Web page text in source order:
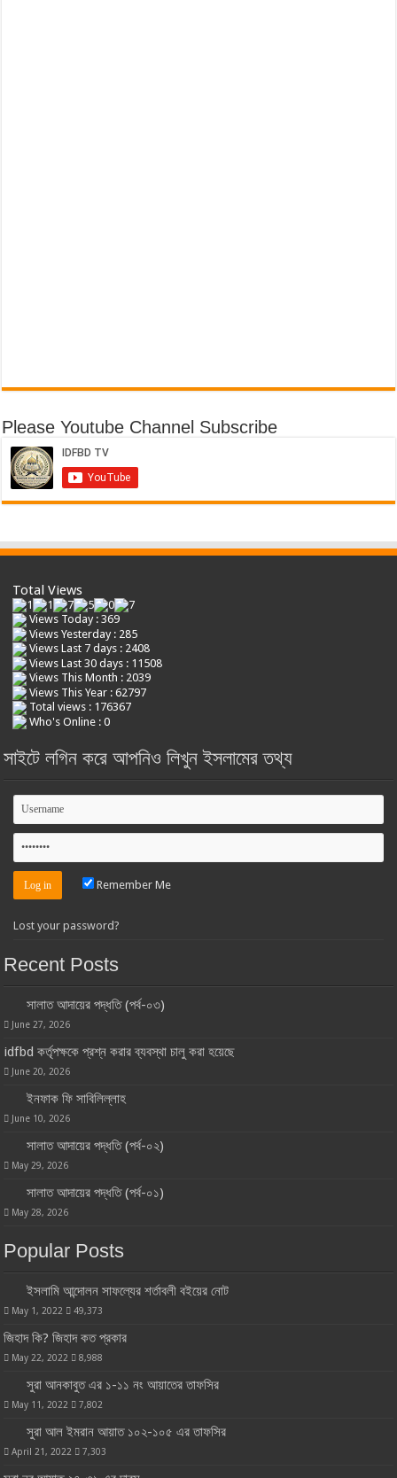
Please Youtube Channel Subscribe
Total Views
Views Today : 369
Views Yesterday : 285
Views Last 7 days : 2408
Views Last 30 days : 11508
Views This Month : 2039
Views This Year : 62797
Total views : 176367
Who's Online : 0
সাইটে লগিন করে আপনিও লিখুন ইসলামের তথ্য
Remember Me
Lost your password?
Recent Posts
সালাত আদায়ের পদ্ধতি (পর্ব-০৩)
June 27, 2026
idfbd কর্তৃপক্ষকে প্রশ্ন করার ব্যবস্থা চালু করা হয়েছে
June 20, 2026
ইনফাক ফি সাবিলিল্লাহ
June 10, 2026
সালাত আদায়ের পদ্ধতি (পর্ব-০২)
May 29, 2026
সালাত আদায়ের পদ্ধতি (পর্ব-০১)
May 28, 2026
Popular Posts
ইসলামি আন্দোলন সাফল্যের শর্তাবলী বইয়ের নোট
May 1, 2022 49,373
জিহাদ কি? জিহাদ কত প্রকার
May 22, 2022 8,988
সুরা আনকাবুত এর ১-১১ নং আয়াতের তাফসির
May 11, 2022 7,802
সুরা আল ইমরান আয়াত ১০২-১০৫ এর তাফসির
April 21, 2022 7,303